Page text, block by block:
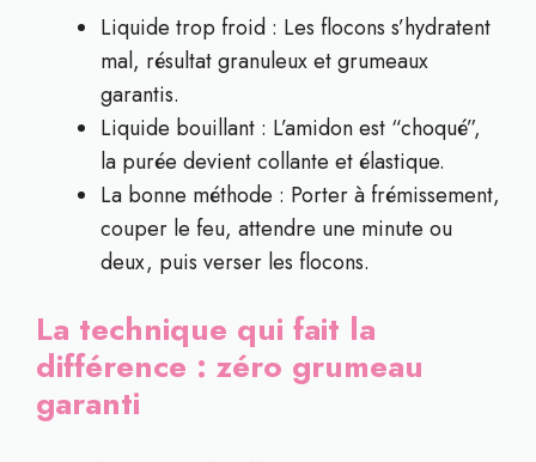
Liquide trop froid : Les flocons s’hydratent
mal, résultat granuleux et grumeaux
garantis.
Liquide bouillant : L’amidon est “choqué”,
la purée devient collante et élastique.
La bonne méthode : Porter à frémissement,
couper le feu, attendre une minute ou
deux, puis verser les flocons.
La technique qui fait la
différence : zéro grumeau
garanti